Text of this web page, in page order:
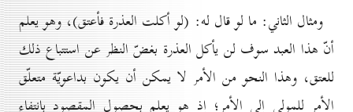
ومثال الثاني: ما لو قال له: (لو أكلت العذرة فأعتق)، وهو يعلم
أنّ هذا العبد سوف لن يأكل العذرة بغضّ النظر عن استتباع ذلك
للعتق، وهذا النحو من الأمر لا يمكن أن يكون بداعويّة متعلّق
الأمر للمولى إلى الأمر؛ إذ هو يعلم بحصول المقصود بانتفاء